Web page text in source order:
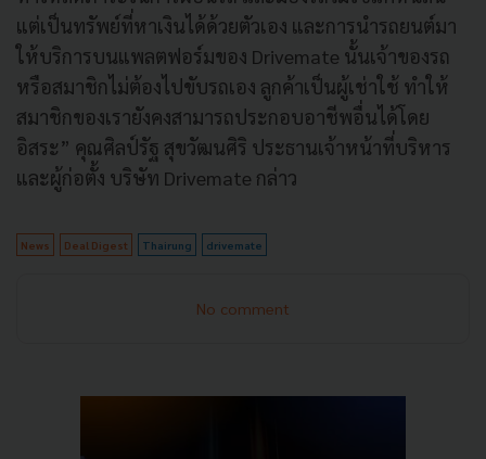
แต่เป็นทรัพย์ที่หาเงินได้ด้วยตัวเอง และการนำรถยนต์มา
ให้บริการบนแพลตฟอร์มของ Drivemate นั้นเจ้าของรถ
หรือสมาชิกไม่ต้องไปขับรถเอง ลูกค้าเป็นผู้เช่าใช้ ทำให้
สมาชิกของเรายังคงสามารถประกอบอาชีพอื่นได้โดย
อิสระ” คุณศิลป์รัฐ สุขวัฒนศิริ ประธานเจ้าหน้าที่บริหาร
และผู้ก่อตั้ง บริษัท Drivemate กล่าว
News Deal Digest Thairung drivemate
No comment